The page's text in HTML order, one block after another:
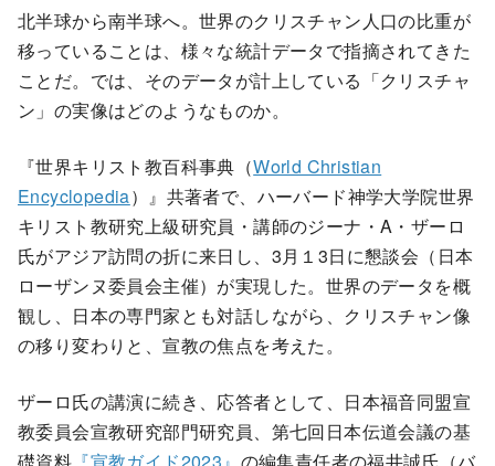
北半球から南半球へ。世界のクリスチャン人口の比重が
移っていることは、様々な統計データで指摘されてきた
ことだ。では、そのデータが計上している「クリスチャ
ン」の実像はどのようなものか。
『世界キリスト教百科事典（World Christian
Encyclopedia）』共著者で、ハーバード神学大学院世界
キリスト教研究上級研究員・講師のジーナ・A・ザーロ
氏がアジア訪問の折に来日し、3月１3日に懇談会（日本
ローザンヌ委員会主催）が実現した。世界のデータを概
観し、日本の専門家とも対話しながら、クリスチャン像
の移り変わりと、宣教の焦点を考えた。
ザーロ氏の講演に続き、応答者として、日本福音同盟宣
教委員会宣教研究部門研究員、第七回日本伝道会議の基